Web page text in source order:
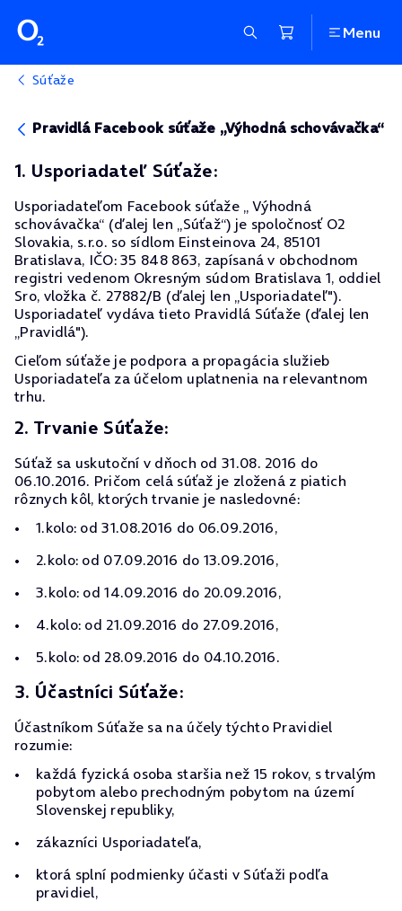
Menu
Súťaže
Pravidlá Facebook súťaže „Výhodná schovávačka“
1. Usporiadateľ Súťaže:
Usporiadateľom Facebook súťaže „ Výhodná
schovávačka“ (ďalej len „Súťaž“) je spoločnosť O2
Slovakia, s.r.o. so sídlom Einsteinova 24, 85101
Bratislava, IČO: 35 848 863, zapísaná v obchodnom
registri vedenom Okresným súdom Bratislava 1, oddiel
Sro, vložka č. 27882/B (ďalej len „Usporiadateľ").
Usporiadateľ vydáva tieto Pravidlá Súťaže (ďalej len
„Pravidlá").
Cieľom súťaže je podpora a propagácia služieb
Usporiadateľa za účelom uplatnenia na relevantnom
trhu.
2. Trvanie Súťaže:
Súťaž sa uskutoční v dňoch od 31.08. 2016 do
06.10.2016. Pričom celá súťaž je zložená z piatich
rôznych kôl, ktorých trvanie je nasledovné:
1.kolo: od 31.08.2016 do 06.09.2016,
2.kolo: od 07.09.2016 do 13.09.2016,
3.kolo: od 14.09.2016 do 20.09.2016,
4.kolo: od 21.09.2016 do 27.09.2016,
5.kolo: od 28.09.2016 do 04.10.2016.
3. Účastníci Súťaže:
Účastníkom Súťaže sa na účely týchto Pravidiel
rozumie:
každá fyzická osoba staršia než 15 rokov, s trvalým
pobytom alebo prechodným pobytom na území
Slovenskej republiky,
zákazníci Usporiadateľa,
ktorá splní podmienky účasti v Súťaži podľa
pravidiel,